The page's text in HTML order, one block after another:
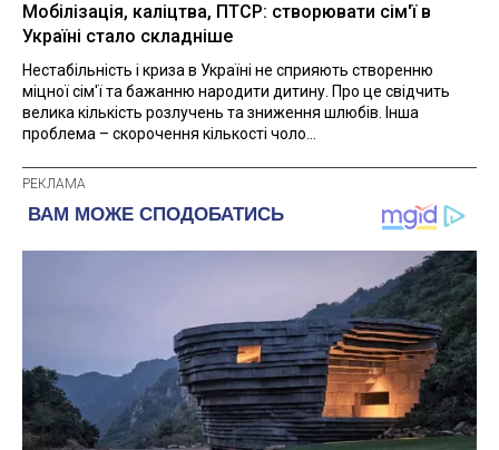
Мобілізація, каліцтва, ПТСР: створювати сім'ї в
Україні стало складніше
Нестабільність і криза в Україні не сприяють створенню
міцної сім'ї та бажанню народити дитину. Про це свідчить
велика кількість розлучень та зниження шлюбів. Інша
проблема – скорочення кількості чоло...